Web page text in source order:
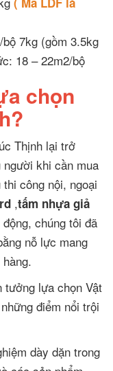
bộ 7kg (gồm 3.5kg
18 – 22m2/bộ
chọn
Thịnh lại trở
khi cần mua
công nội, ngoại
,tấm nhựa giả
chúng tôi đã
nỗ lực mang
tưởng lựa chọn Vật
điểm nổi trội
dày dặn trong